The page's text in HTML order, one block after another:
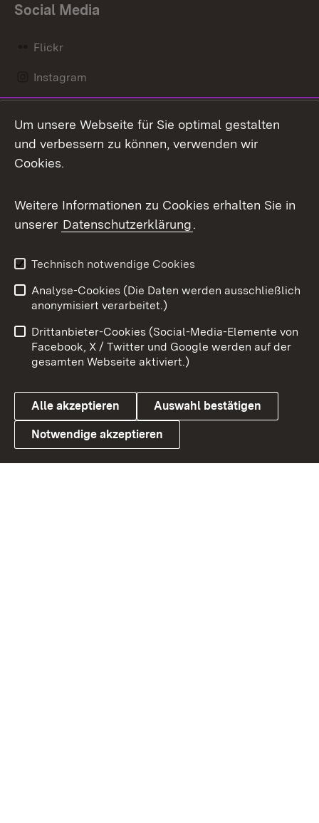
Social Media
Flickr
Instagram
Mastodon
Messenger
Social Wall
X / Twitter
Youtube
Link zum Landesportal
Benutzungshinweise
Barrierefreiheit
Datenschutz
Cookies
Um unsere Webseite für Sie optimal gestalten
und verbessern zu können, verwenden wir
Cookies.
Weitere Informationen zu Cookies erhalten Sie in
unserer Datenschutzerklärung.
Technisch notwendige Cookies
Analyse-Cookies (Die Daten werden ausschließlich
anonymisiert verarbeitet.)
Drittanbieter-Cookies (Social-Media-Elemente von
Facebook, X / Twitter und Google werden auf der
gesamten Webseite aktiviert.)
Alle akzeptieren Auswahl bestätigen
Notwendige akzeptieren